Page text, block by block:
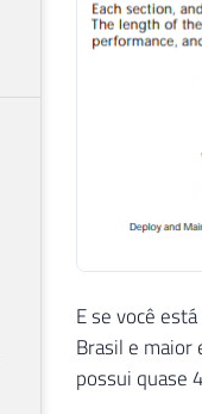
E se você
Brasil e maior
possui quase